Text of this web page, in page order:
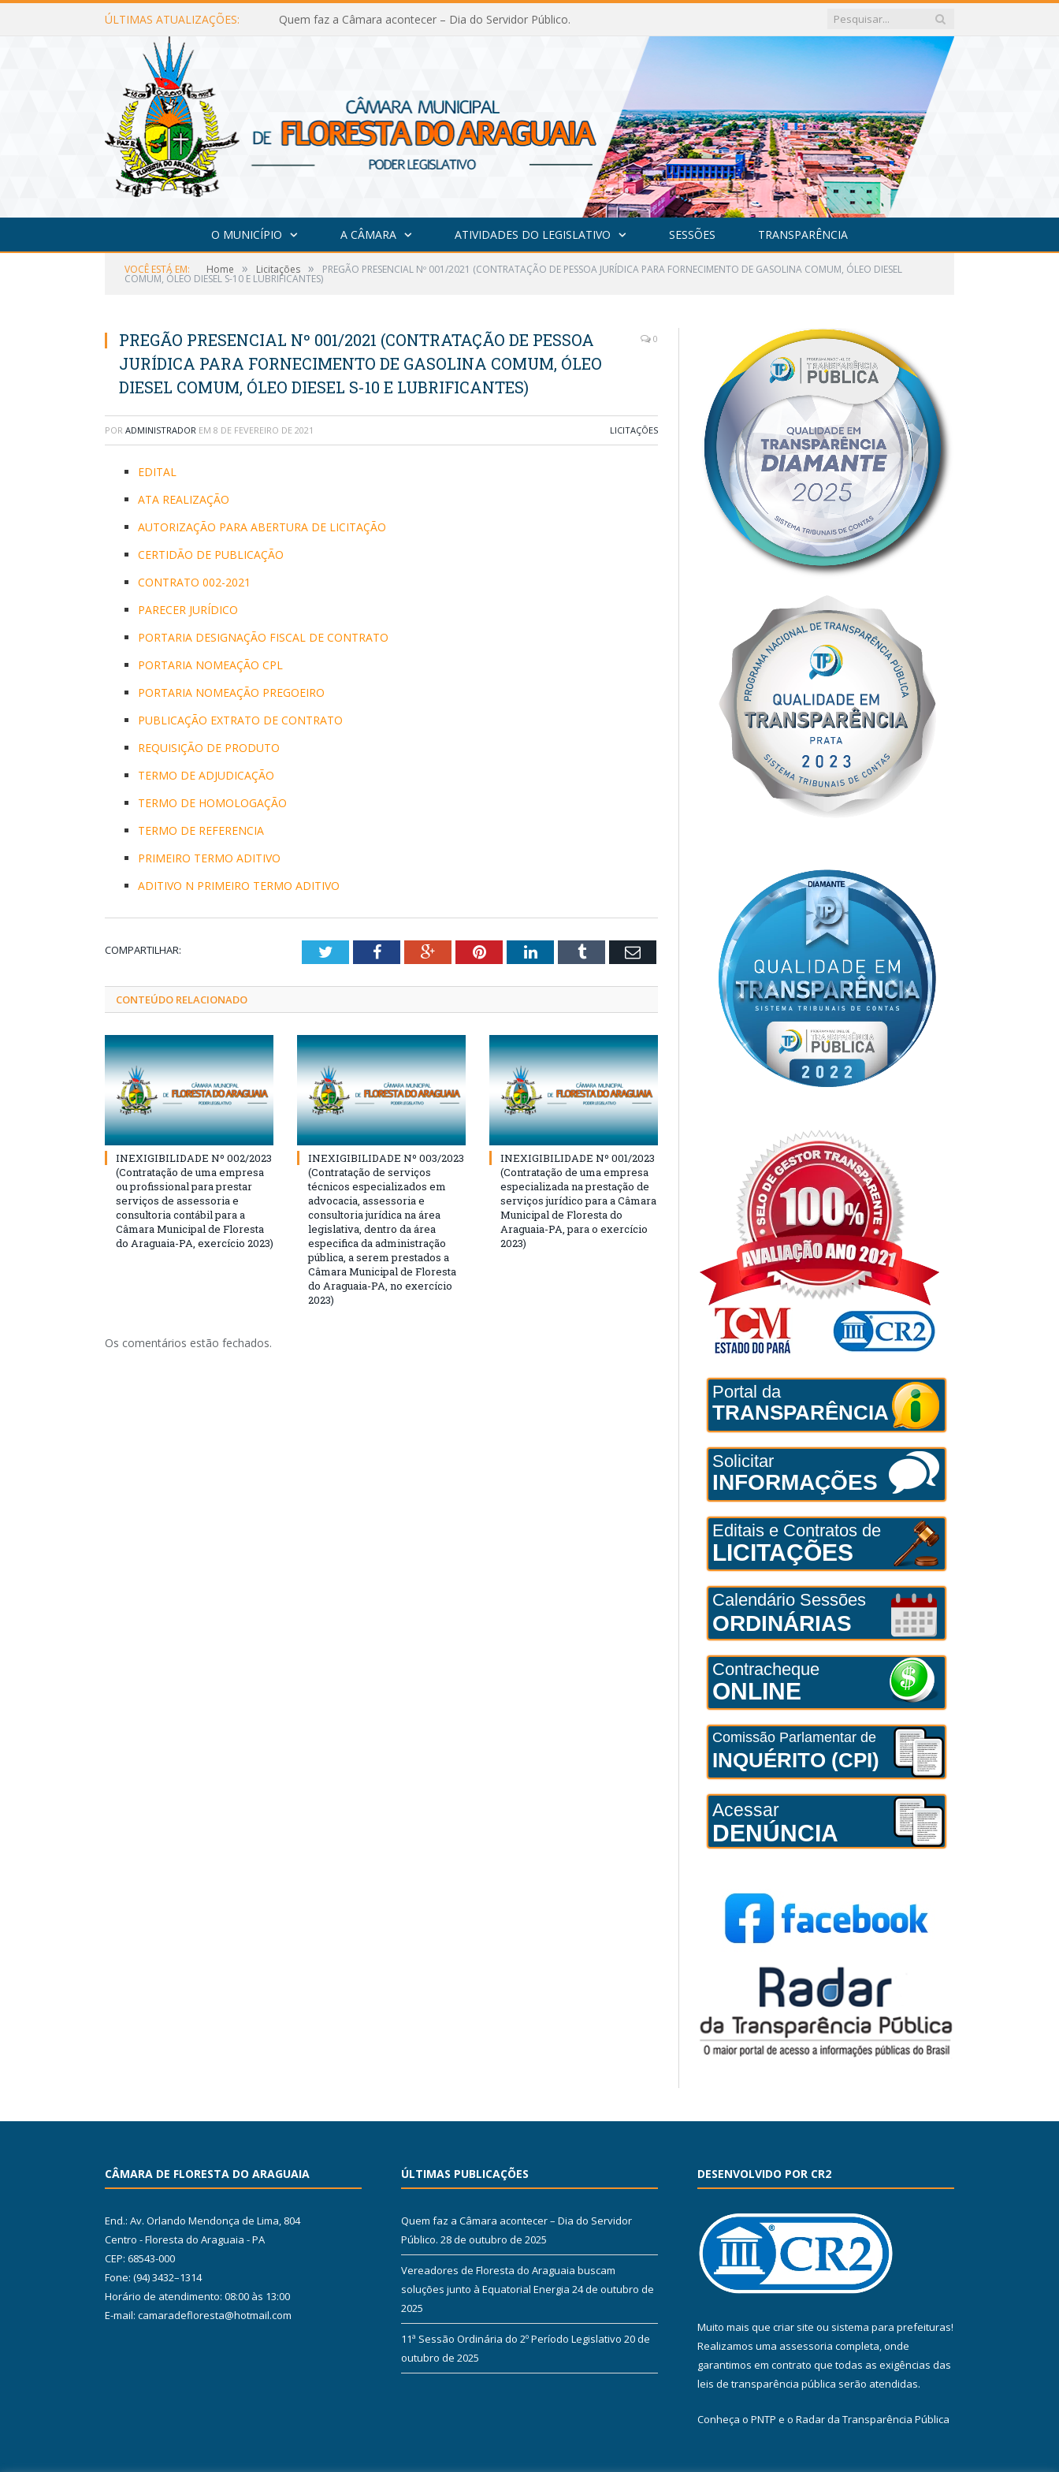
ÚLTIMAS ATUALIZAÇÕES: Quem faz a Câmara acontecer – Dia do Servidor Público.
O MUNICÍPIO A CÂMARA ATIVIDADES DO LEGISLATIVO SESSÕES TRANSPARÊNCIA
VOCÊ ESTÁ EM: Home » Licitações » PREGÃO PRESENCIAL Nº 001/2021 (CONTRATAÇÃO DE PESSOA JURÍDICA PARA FORNECIMENTO DE GASOLINA COMUM, ÓLEO DIESEL
COMUM, ÓLEO DIESEL S-10 E LUBRIFICANTES)
PREGÃO PRESENCIAL Nº 001/2021 (CONTRATAÇÃO DE PESSOA
JURÍDICA PARA FORNECIMENTO DE GASOLINA COMUM, ÓLEO
DIESEL COMUM, ÓLEO DIESEL S-10 E LUBRIFICANTES)
0
POR ADMINISTRADOR EM 8 DE FEVEREIRO DE 2021 LICITAÇÕES
EDITAL
ATA REALIZAÇÃO
AUTORIZAÇÃO PARA ABERTURA DE LICITAÇÃO
CERTIDÃO DE PUBLICAÇÃO
CONTRATO 002-2021
PARECER JURÍDICO
PORTARIA DESIGNAÇÃO FISCAL DE CONTRATO
PORTARIA NOMEAÇÃO CPL
PORTARIA NOMEAÇÃO PREGOEIRO
PUBLICAÇÃO EXTRATO DE CONTRATO
REQUISIÇÃO DE PRODUTO
TERMO DE ADJUDICAÇÃO
TERMO DE HOMOLOGAÇÃO
TERMO DE REFERENCIA
PRIMEIRO TERMO ADITIVO
ADITIVO N PRIMEIRO TERMO ADITIVO
COMPARTILHAR: TwitterFacebookGoogle+PinterestLinkedInTumblr Email
CONTEÚDO RELACIONADO
INEXIGIBILIDADE Nº 002/2023
(Contratação de uma empresa
ou profissional para prestar
serviços de assessoria e
consultoria contábil para a
Câmara Municipal de Floresta
do Araguaia-PA, exercício 2023)
INEXIGIBILIDADE Nº 003/2023
(Contratação de serviços
técnicos especializados em
advocacia, assessoria e
consultoria jurídica na área
legislativa, dentro da área
especifica da administração
pública, a serem prestados a
Câmara Municipal de Floresta
do Araguaia-PA, no exercício
2023)
INEXIGIBILIDADE Nº 001/2023
(Contratação de uma empresa
especializada na prestação de
serviços jurídico para a Câmara
Municipal de Floresta do
Araguaia-PA, para o exercício
2023)
Os comentários estão fechados.
Portal da
TRANSPARÊNCIA
Solicitar
INFORMAÇÕES
Editais e Contratos de
LICITAÇÕES
Calendário Sessões
ORDINÁRIAS
Contracheque
ONLINE
Comissão Parlamentar de
INQUÉRITO (CPI)
Acessar
DENÚNCIA
CÂMARA DE FLORESTA DO ARAGUAIA
End.: Av. Orlando Mendonça de Lima, 804
Centro - Floresta do Araguaia - PA
CEP: 68543-000
Fone: (94) 3432–1314
Horário de atendimento: 08:00 às 13:00
E-mail: camaradefloresta@hotmail.com
ÚLTIMAS PUBLICAÇÕES
Quem faz a Câmara acontecer – Dia do Servidor
Público. 28 de outubro de 2025
Vereadores de Floresta do Araguaia buscam
soluções junto à Equatorial Energia 24 de outubro de
2025
11ª Sessão Ordinária do 2º Período Legislativo 20 de
outubro de 2025
DESENVOLVIDO POR CR2
Muito mais que criar site ou sistema para prefeituras!
Realizamos uma assessoria completa, onde
garantimos em contrato que todas as exigências das
leis de transparência pública serão atendidas.
Conheça o PNTP e o Radar da Transparência Pública